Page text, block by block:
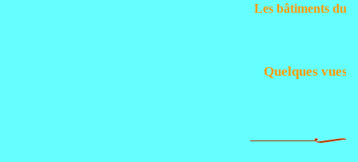
Les bâtiments du
Quelques vues